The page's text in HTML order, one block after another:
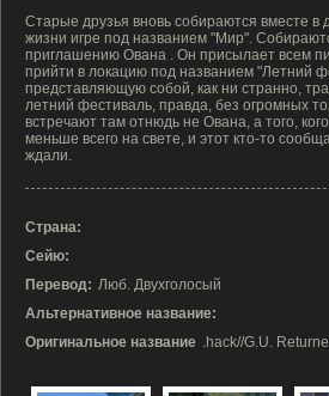
Старые друзья вновь собираются вместе в
жизни игре под названием "Мир".
приглашению Ована . Он присылает всем
прийти в локацию под названием "Летний
представляющую собой, как ни странно,
летний фестиваль, правда, без огромных
встречают там отнюдь не Ована, а того,
меньше всего на свете, и этот кто-то
ждали.
Страна:
Сейю:
Перевод: Люб. Двухголосый
Альтернативное название:
Оригинальное название .hack//G.U.